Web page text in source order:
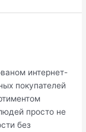
интернет-
покупателей
просто не
без